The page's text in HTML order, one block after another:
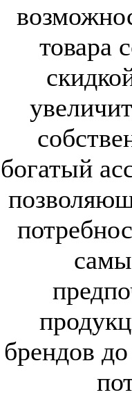
товара
богатый
брендов